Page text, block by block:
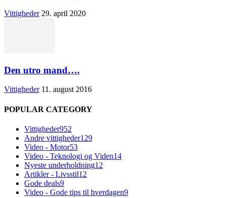
Vittigheder 29. april 2020
Den utro mand….
Vittigheder 11. august 2016
POPULAR CATEGORY
Vittigheder952
Andre vittigheder129
Video - Motor53
Video - Teknologi og Viden14
Nyeste underholdning12
Artikler - Livsstil12
Gode deals9
Video - Gode tips til hverdagen9